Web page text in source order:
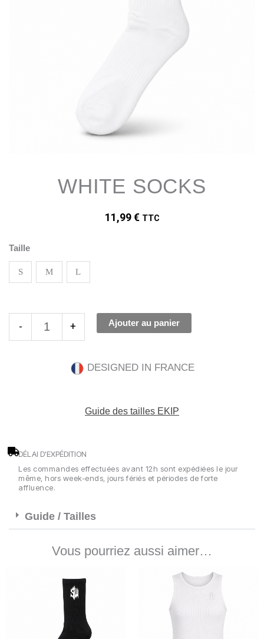
WHITE SOCKS
11,99€ TTC
Taille
S M L
-
quantité
de
White
+ Ajouter au panier
DESIGNED IN FRANCE
Guide des tailles EKIP
DÉLAI D'EXPÉDITION
Les commandes effectuées avant 12h sont expédiées le jour
même, hors week-ends, jours fériés et périodes de forte
affluence.
Guide / Tailles
Vous pourriez aussi aimer…